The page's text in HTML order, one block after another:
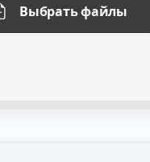
Выбрать файлы